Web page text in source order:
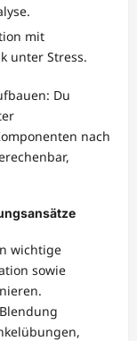
mit
unter Stress.
Du
nach
wichtige
sowie